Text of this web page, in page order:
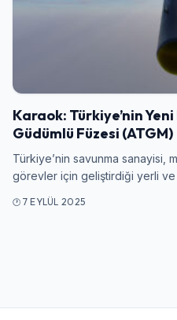
Karaok: Türkiye’nin
Güdümlü Füzesi (ATGM)
Türkiye’nin savunma sanayisi,
görevler için geliştirdiği yerli ve
7 EYLÜL 2025
Şifre